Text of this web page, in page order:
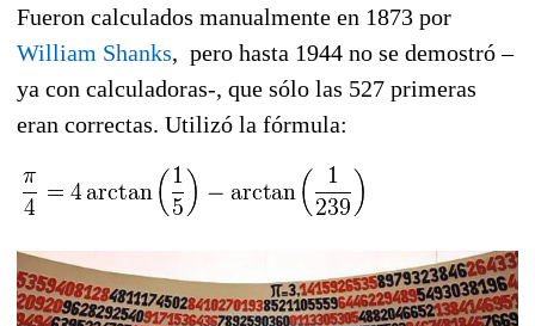
Fueron calculados manualmente en 1873 por
William Shanks, pero hasta 1944 no se demostró –
ya con calculadoras-, que sólo las 527 primeras
eran correctas. Utilizó la fórmula: